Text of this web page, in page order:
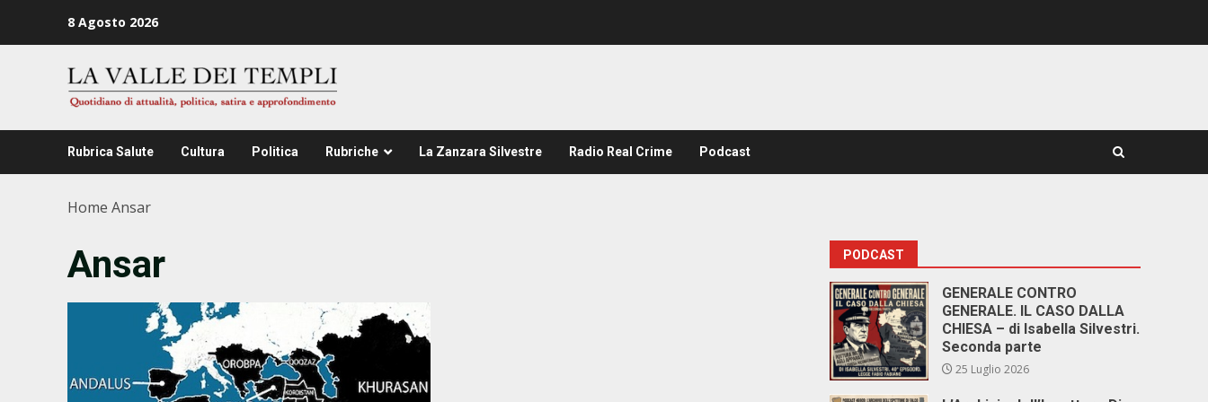
8 Agosto 2026
Rubrica Salute Cultura Politica Rubriche La Zanzara Silvestre Radio Real Crime Podcast
Home Ansar
Ansar PODCAST
GENERALE CONTRO
GENERALE. IL CASO DALLA
CHIESA – di Isabella Silvestri.
Seconda parte
25 Luglio 2026